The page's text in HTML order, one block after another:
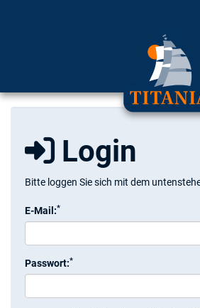
Login
Bitte loggen Sie sich mit dem
E-Mail:*
Passwort:*